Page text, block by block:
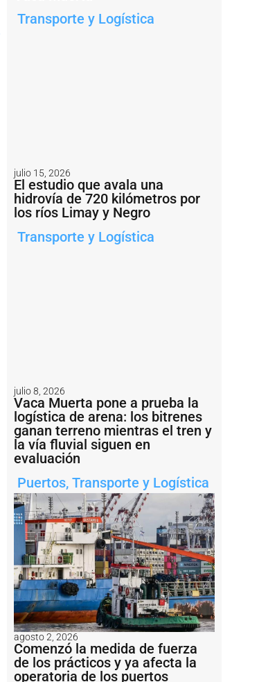
Transporte y Logística
julio 15, 2026
El estudio que avala una
hidrovía de 720 kilómetros por
los ríos Limay y Negro
Transporte y Logística
julio 8, 2026
Vaca Muerta pone a prueba la
logística de arena: los bitrenes
ganan terreno mientras el tren y
la vía fluvial siguen en
evaluación
Puertos, Transporte y Logística
agosto 2, 2026
Comenzó la medida de fuerza
de los prácticos y ya afecta la
operatoria de los puertos